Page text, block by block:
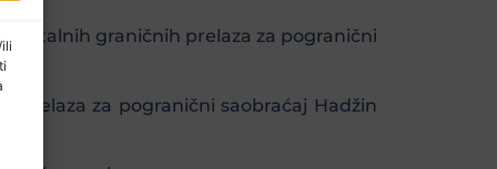
stalnih graničnih prelaza za pogranični
za pogranični saobraćaj Hadžin